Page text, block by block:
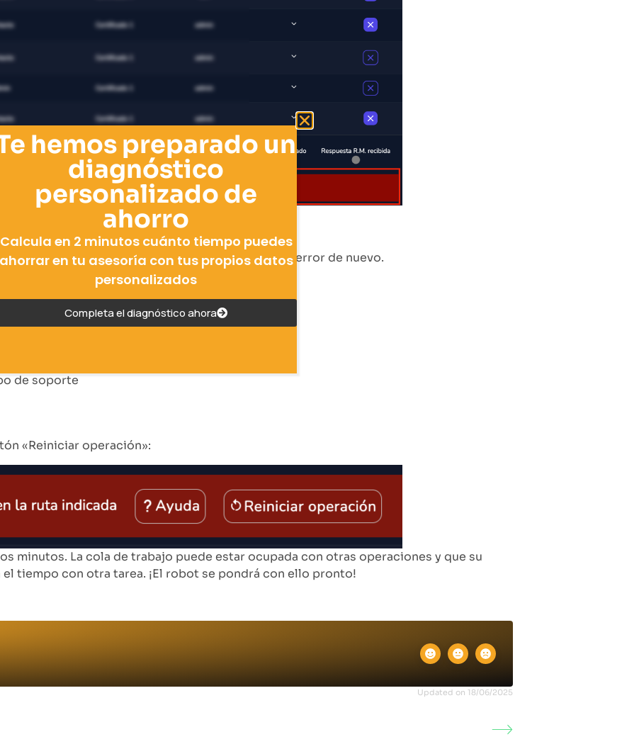
operación, de lo contrario volverá a repetirse el error de nuevo.
resolverlos:
en robot Cuentas Anuales
Anuales
Cuentas Anuales
de soporte
«Reiniciar operación»:
minutos. La cola de trabajo puede estar ocupada con otras operaciones y que su
tiempo con otra tarea. ¡El robot se pondrá con ello pronto!
Updated on 18/06/2025
hemos preparado un
diagnóstico
personalizado de
ahorro
Calcula en 2 minutos cuánto tiempo puedes
ahorrar en tu asesoría con tus propios datos
personalizados
Completa el diagnóstico ahora